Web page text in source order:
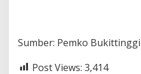
Sumber: Pemko Bukittinggi
Post Views: 3,414